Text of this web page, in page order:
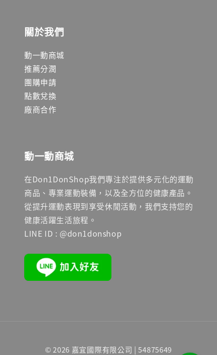
關於我們
動一動商城
推薦分潤
團購申請
點數兌換
廠商合作
動一動商城
在Don1DonShop我們專注於提供多元化的運動
商品、專業運動裝備，以及全方位的健康產品。
從提升運動表現到享受休閒活動，我們支持您的
健康活躍生活旅程。
LINE ID : @don1donshop
© 2026 嘉宜國際有限公司 | 54875649